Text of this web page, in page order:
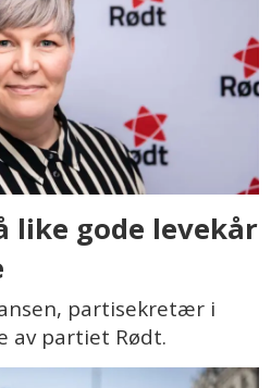
like gode levekår
partisekretær i
av partiet Rødt.